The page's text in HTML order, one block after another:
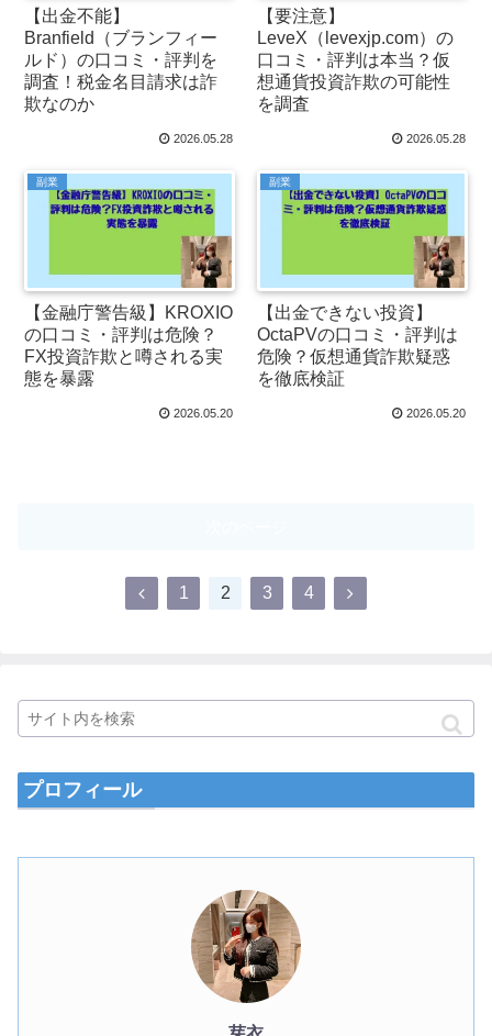
【出金不能】
Branfield（ブランフィー
ルド）の口コミ・評判を
調査！税金名目請求は詐
欺なのか
2026.05.28
【要注意】
LeveX（levexjp.com）の
口コミ・評判は本当？仮
想通貨投資詐欺の可能性
を調査
2026.05.28
副業
【金融庁警告級】KROXIO
の口コミ・評判は危険？
FX投資詐欺と噂される実
態を暴露
2026.05.20
副業
【出金できない投資】
OctaPVの口コミ・評判は
危険？仮想通貨詐欺疑惑
を徹底検証
2026.05.20
1 2 3 4
プロフィール